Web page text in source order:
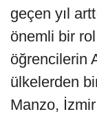
geçen yıl
önemli bir
öğrencilerin
ülkelerden
Manzo,